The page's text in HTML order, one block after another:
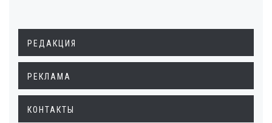
РЕДАКЦИЯ
РЕКЛАМА
КОНТАКТЫ